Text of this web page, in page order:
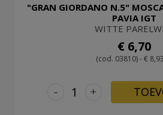
"GRAN GIORDANO N.5"
PAVIA IGT
WITTE
€ 6,70
(cod. 03810) - €
+
-